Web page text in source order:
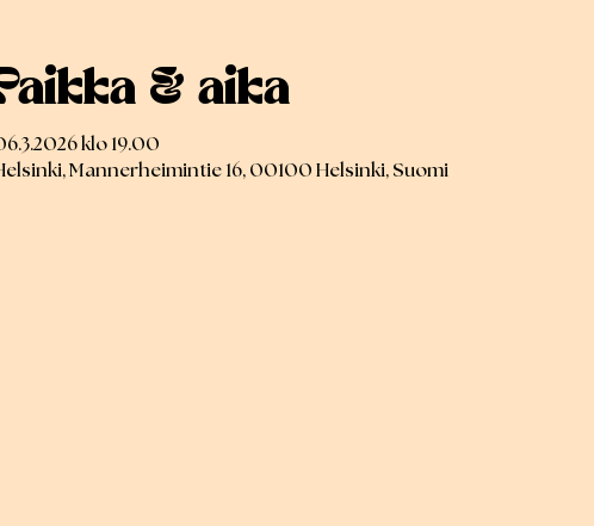
& aika
klo 19.00
Mannerheimintie 16, 00100 Helsinki, Suomi